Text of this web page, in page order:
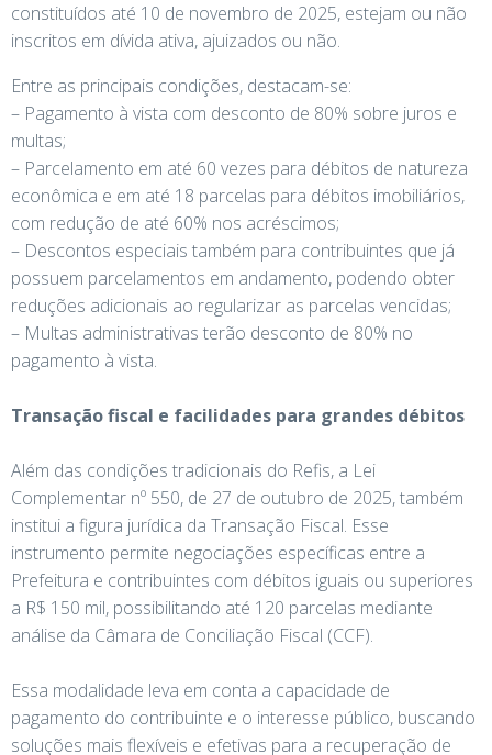
constituídos até 10 de novembro de 2025, estejam ou não
inscritos em dívida ativa, ajuizados ou não.
Entre as principais condições, destacam-se:
– Pagamento à vista com desconto de 80% sobre juros e
multas;
– Parcelamento em até 60 vezes para débitos de natureza
econômica e em até 18 parcelas para débitos imobiliários,
com redução de até 60% nos acréscimos;
– Descontos especiais também para contribuintes que já
possuem parcelamentos em andamento, podendo obter
reduções adicionais ao regularizar as parcelas vencidas;
– Multas administrativas terão desconto de 80% no
pagamento à vista.
Transação fiscal e facilidades para grandes débitos
Além das condições tradicionais do Refis, a Lei
Complementar nº 550, de 27 de outubro de 2025, também
institui a figura jurídica da Transação Fiscal. Esse
instrumento permite negociações específicas entre a
Prefeitura e contribuintes com débitos iguais ou superiores
a R$ 150 mil, possibilitando até 120 parcelas mediante
análise da Câmara de Conciliação Fiscal (CCF).
Essa modalidade leva em conta a capacidade de
pagamento do contribuinte e o interesse público, buscando
soluções mais flexíveis e efetivas para a recuperação de